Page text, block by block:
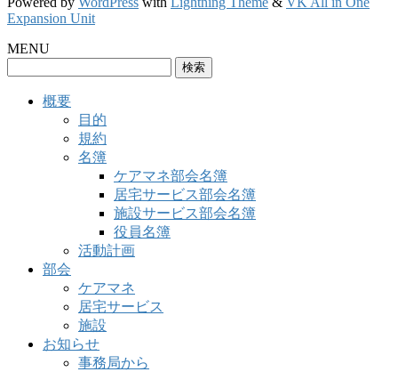
Expansion Unit
MENU
概要
目的
規約
名簿
ケアマネ部会名簿
居宅サービス部会名簿
施設サービス部会名簿
役員名簿
活動計画
部会
ケアマネ
居宅サービス
施設
お知らせ
事務局から